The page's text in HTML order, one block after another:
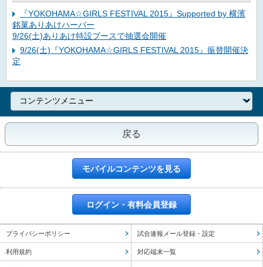
『YOKOHAMA☆GIRLS FESTIVAL 2015』Supported by 横濱
銘菓ありあけハーバー
9/26(土)ありあけ特設ブースで抽選会開催
9/26(土)『YOKOHAMA☆GIRLS FESTIVAL 2015』振替開催決
定
戻る
モバイルコンテンツを見る
ログイン・有料会員登録
プライバシーポリシー 試合速報メール登録・設定
利用規約 対応端末一覧